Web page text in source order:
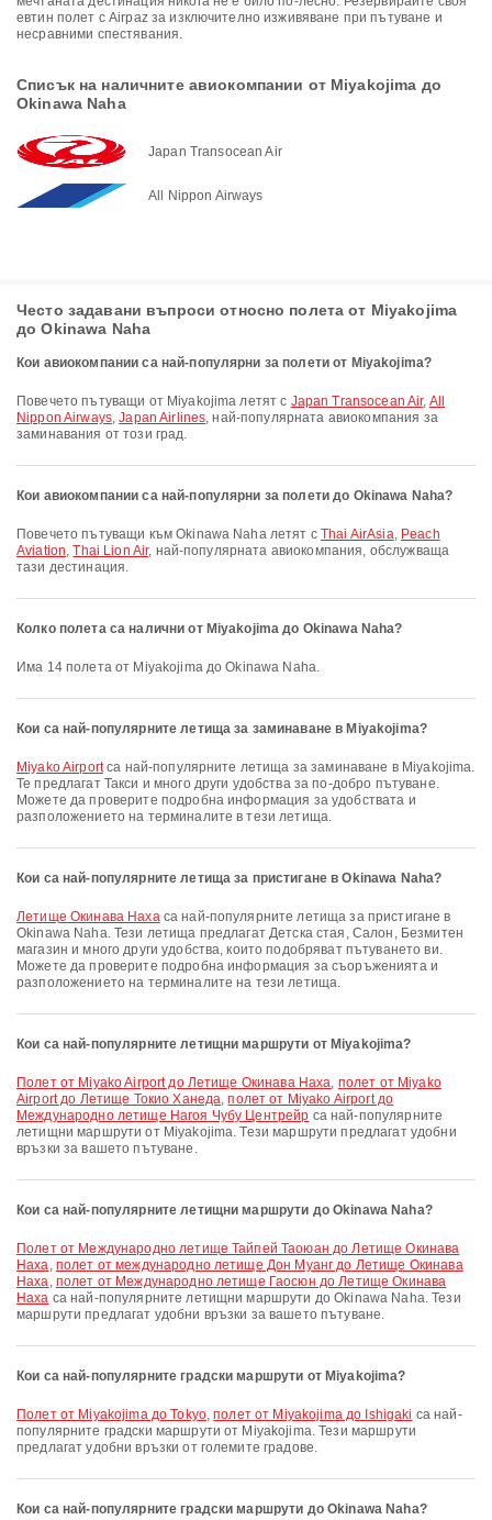
евтин полет с Airpaz за изключително изживяване при пътуване и
несравними спестявания.
Списък на наличните авиокомпании от Miyakojima до
Okinawa Naha
Japan Transocean Air
All Nippon Airways
Често задавани въпроси относно полета от Miyakojima
до Okinawa Naha
Кои авиокомпании са най-популярни за полети от Miyakojima?
Повечето пътуващи от Miyakojima летят с Japan Transocean Air, All
Nippon Airways,Japan Airlines, най-популярната авиокомпания за
заминавания от този град.
Кои авиокомпании са най-популярни за полети до Okinawa Naha?
Повечето пътуващи към Okinawa Naha летят сThai AirAsia, Peach
Aviation,Thai Lion Air, най-популярната авиокомпания, обслужваща
тази дестинация.
Колко полета са налични от Miyakojima до Okinawa Naha?
Има 14 полета от Miyakojima до Okinawa Naha.
Кои са най-популярните летища за заминаване в Miyakojima?
Miyako Airportса най-популярните летища за заминаване в Miyakojima.
Те предлагат Такси и много други удобства за по-добро пътуване.
Можете да проверите подробна информация за удобствата и
разположението на терминалите в тези летища.
Кои са най-популярните летища за пристигане в Okinawa Naha?
Летище Окинава Нахаса най-популярните летища за пристигане в
Okinawa Naha. Тези летища предлагат Детска стая, Салон, Безмитен
магазин и много други удобства, които подобряват пътуването ви.
Можете да проверите подробна информация за съоръженията и
разположението на терминалите на тези летища.
Кои са най-популярните летищни маршрути от Miyakojima?
полет от Miyako Airport до Летище Окинава Наха, полет от Miyako
Airport до Летище Токио Ханеда,полет от Miyako Airport до
Международно летище Нагоя Чубу Центрейр са най-популярните
летищни маршрути от Miyakojima. Тези маршрути предлагат удобни
връзки за вашето пътуване.
Кои са най-популярните летищни маршрути до Okinawa Naha?
полет от Международно летище Тайпей Таоюан до Летище Окинава
Наха, полет от международно летище Дон Муанг до Летище Окинава
Наха, полет от Международно летище Гаосюн до Летище Окинава
Наха са най-популярните летищни маршрути до Okinawa Naha. Тези
маршрути предлагат удобни връзки за вашето пътуване.
Кои са най-популярните градски маршрути от Miyakojima?
полет от Miyakojima до Tokyo,полет от Miyakojima до Ishigaki са най-
популярните градски маршрути от Miyakojima. Тези маршрути
предлагат удобни връзки от големите градове.
Кои са най-популярните градски маршрути до Okinawa Naha?